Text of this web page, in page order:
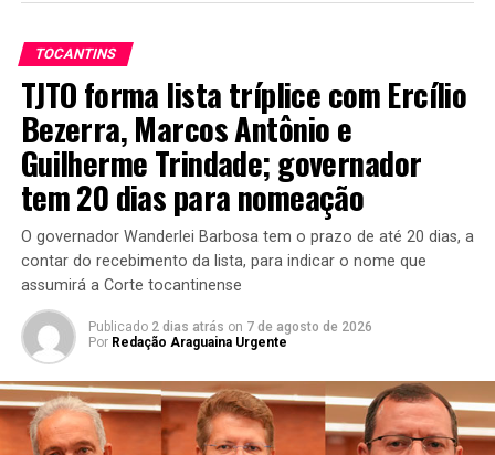
TOCANTINS
TJTO forma lista tríplice com Ercílio
Bezerra, Marcos Antônio e
Guilherme Trindade; governador
tem 20 dias para nomeação
O governador Wanderlei Barbosa tem o prazo de até 20 dias, a
contar do recebimento da lista, para indicar o nome que
assumirá a Corte tocantinense
Publicado 2 dias atrás on 7 de agosto de 2026
Por Redação Araguaina Urgente